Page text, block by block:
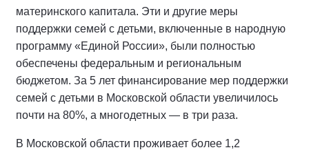
материнского капитала. Эти и другие меры
поддержки семей с детьми, включенные в народную
программу «Единой России», были полностью
обеспечены федеральным и региональным
бюджетом. За 5 лет финансирование мер поддержки
семей с детьми в Московской области увеличилось
почти на 80%, а многодетных — в три раза.
В Московской области проживает более 1,2